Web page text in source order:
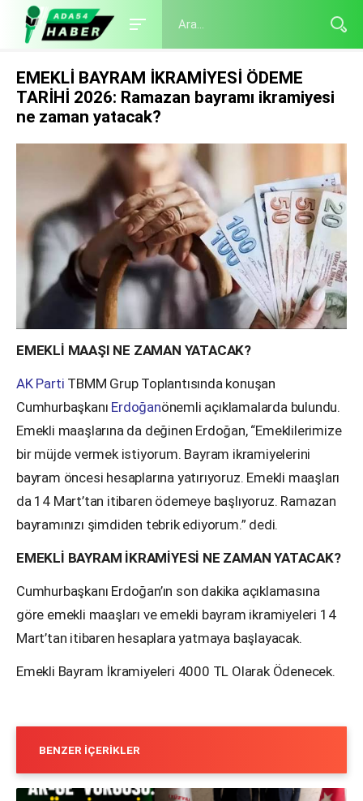
EMEKLİ BAYRAM İKRAMİYESİ ÖDEME
TARİHİ 2026: Ramazan bayramı ikramiyesi
ne zaman yatacak?
EMEKLİ MAAŞI NE ZAMAN YATACAK?
AK Parti TBMM Grup Toplantısında konuşan
Cumhurbaşkanı Erdoğanönemli açıklamalarda bulundu.
Emekli maaşlarına da değinen Erdoğan, “Emeklilerimize
bir müjde vermek istiyorum. Bayram ikramiyelerini
bayram öncesi hesaplarına yatırıyoruz. Emekli maaşları
da 14 Mart’tan itibaren ödemeye başlıyoruz. Ramazan
bayramınızı şimdiden tebrik ediyorum.” dedi.
EMEKLİ BAYRAM İKRAMİYESİ NE ZAMAN YATACAK?
Cumhurbaşkanı Erdoğan’ın son dakika açıklamasına
göre emekli maaşları ve emekli bayram ikramiyeleri 14
Mart’tan itibaren hesaplara yatmaya başlayacak.
Emekli Bayram İkramiyeleri 4000 TL Olarak Ödenecek.
BENZER İÇERIKLER